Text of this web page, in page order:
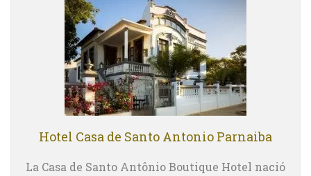
Hotel Casa de Santo Antonio Parnaiba
La Casa de Santo Antônio Boutique Hotel nació